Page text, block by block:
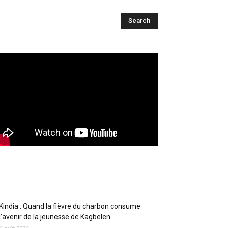
: Quand la fièvre du charbon consume
de la jeunesse de Kagbelen